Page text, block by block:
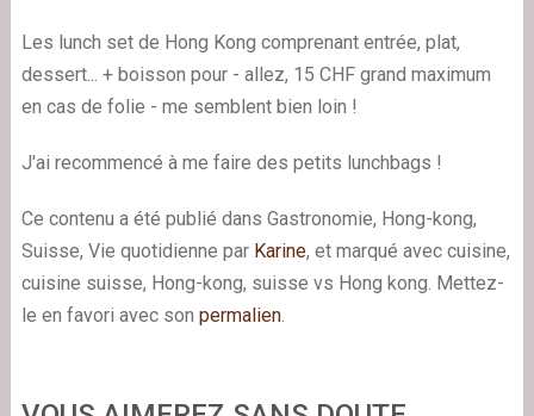
Les lunch set de Hong Kong comprenant entrée, plat,
dessert... + boisson pour - allez, 15 CHF grand maximum
en cas de folie - me semblent bien loin !
J'ai recommencé à me faire des petits lunchbags !
Ce contenu a été publié dans Gastronomie, Hong-kong,
Suisse, Vie quotidienne par Karine, et marqué avec cuisine,
cuisine suisse, Hong-kong, suisse vs Hong kong. Mettez-
le en favori avec son permalien.